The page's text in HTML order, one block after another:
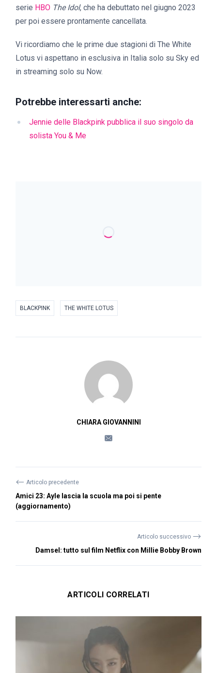
serie HBO The Idol, che ha debuttato nel giugno 2023
per poi essere prontamente cancellata.
Vi ricordiamo che le prime due stagioni di The White
Lotus vi aspettano in esclusiva in Italia solo su Sky ed
in streaming solo su Now.
Potrebbe interessarti anche:
Jennie delle Blackpink pubblica il suo singolo da
solista You & Me
BLACKPINK THE WHITE LOTUS
CHIARA GIOVANNINI
⟵ Articolo precedente
Amici 23: Ayle lascia la scuola ma poi si pente
(aggiornamento)
Articolo successivo ⟶
Damsel: tutto sul film Netflix con Millie Bobby Brown
ARTICOLI CORRELATI